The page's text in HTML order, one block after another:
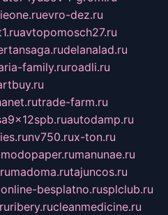
evro-dez.ru
avtopomosch27.ru
delanalad.ru
family.ruroadli.ru
trade-farm.ru
autodamp.ru
nv750.rux-ton.ru
modopaper.rumanunae.ru
madoma.rutajuncos.ru
besplatno.rusplclub.ru
ribery.rucleanmedicine.ru